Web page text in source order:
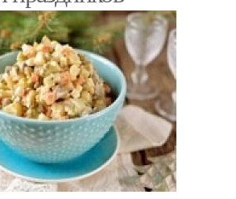
салат из говяжьего
сердца